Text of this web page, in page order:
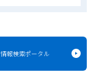
情報検索ポータル